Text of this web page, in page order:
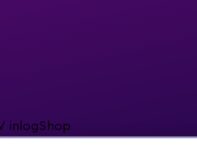
inlogShop